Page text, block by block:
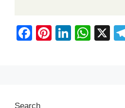
F
Pi
Li
W
X
Search